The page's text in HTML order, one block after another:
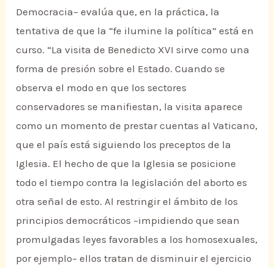
Democracia– evalúa que, en la práctica, la
tentativa de que la “fe ilumine la política” está en
curso. “La visita de Benedicto XVI sirve como una
forma de presión sobre el Estado. Cuando se
observa el modo en que los sectores
conservadores se manifiestan, la visita aparece
como un momento de prestar cuentas al Vaticano,
que el país está siguiendo los preceptos de la
Iglesia. El hecho de que la Iglesia se posicione
todo el tiempo contra la legislación del aborto es
otra señal de esto. Al restringir el ámbito de los
principios democráticos –impidiendo que sean
promulgadas leyes favorables a los homosexuales,
por ejemplo– ellos tratan de disminuir el ejercicio